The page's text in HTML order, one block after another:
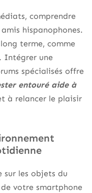
comprendre
hispanophones.
terme, comme
Intégrer une
spécialisés offre
entouré aide à
à relancer le plaisir
sur les objets du
votre smartphone